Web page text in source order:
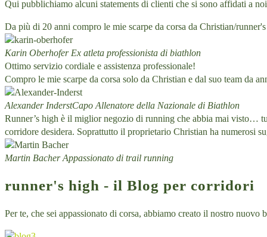
Qui pubblichiamo alcuni statements di clienti che si sono affidati a
Da più di 20 anni compro le mie scarpe da corsa da Christian/
Karin Oberhofer Ex atleta professionista di biathlon
Ottimo servizio cordiale e assistenza professionale!
Compro le mie scarpe da corsa solo da Christian e dal suo team da
Alexander InderstCapo Allenatore della Nazionale di Biathlon
Runner’s high è il miglior negozio di running che abbia mai visto…
corridore desidera. Soprattutto il proprietario Christian ha numerosi
Martin BacherAppassionato di trail running
runner's high - il Blog per corridori
Per te, che sei appassionato di corsa, abbiamo creato il nostro